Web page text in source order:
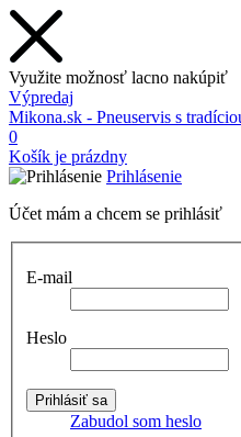
Využite možnosť lacno nakúpiť
Výpredaj
Mikona.sk - Pneuservis s
0
Košík je prázdny
Prihlásenie
Účet mám a chcem se prihlásiť
E-mail
Heslo
Zabudol som heslo